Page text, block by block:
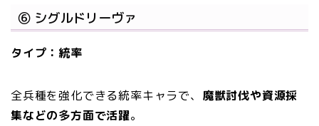
⑥ シグルドリーヴァ
タイプ：統率
全兵種を強化できる統率キャラで、 魔獣討伐や資源採
集などの多方面で活躍。